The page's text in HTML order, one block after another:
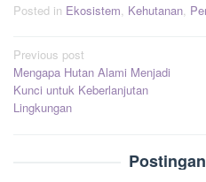
Posted in Ekosistem Kehutanan
Post
navigation
Previous post
Mengapa Hutan Alami Menjadi
Kunci untuk Keberlanjutan
Lingkungan